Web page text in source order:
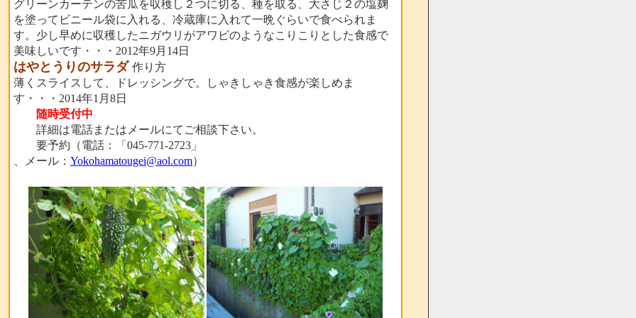
グリーンカーテンの苦瓜を収穫し２つに切る、種を取る、大さじ２の塩麹
を塗ってビニール袋に入れる、冷蔵庫に入れて一晩ぐらいで食べられま
す。少し早めに収穫したニガウリがアワビのようなこりこりとした食感で
美味しいです・・・2012年9月14日
はやとうりのサラダ 作り方
薄くスライスして、ドレッシングで。しゃきしゃき食感が楽しめま
す・・・2014年1月8日
随時受付中
詳細は電話またはメールにてご相談下さい。
要予約（電話：「045-771-2723」
、メール： Yokohamatougei@aol.com）